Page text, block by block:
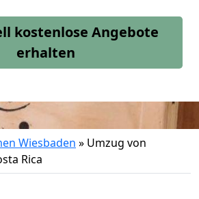
kostenlose Angebote
erhalten
Wiesbaden » Umzug von
Rica